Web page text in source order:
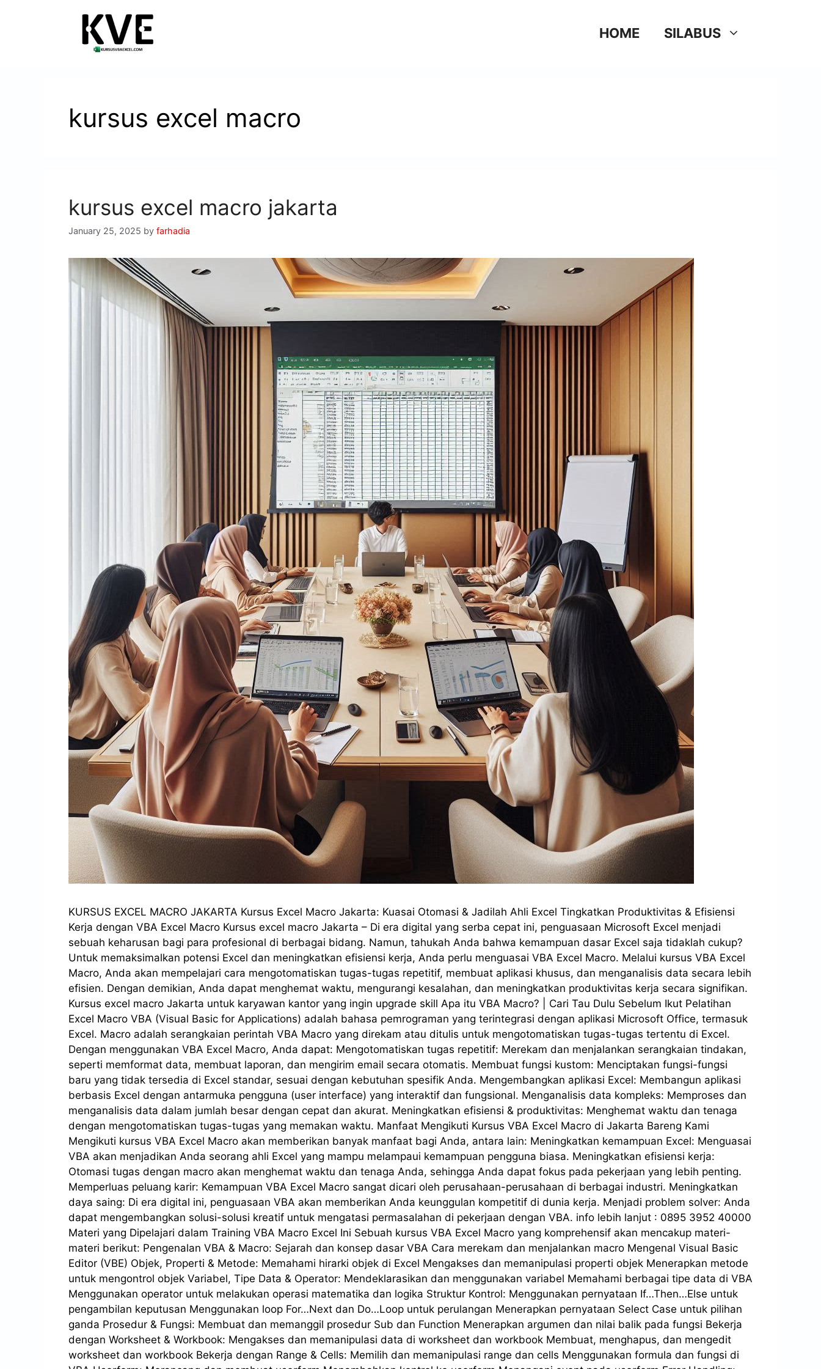
HOME SILABUS
kursus excel macro
kursus excel macro jakarta
January 25, 2025 by farhadia
KURSUS EXCEL MACRO JAKARTA Kursus Excel Macro Jakarta: Kuasai Otomasi & Jadilah Ahli Excel Tingkatkan Produktivitas & Efisiensi
Kerja dengan VBA Excel Macro Kursus excel macro Jakarta – Di era digital yang serba cepat ini, penguasaan Microsoft Excel menjadi
sebuah keharusan bagi para profesional di berbagai bidang. Namun, tahukah Anda bahwa kemampuan dasar Excel saja tidaklah cukup?
Untuk memaksimalkan potensi Excel dan meningkatkan efisiensi kerja, Anda perlu menguasai VBA Excel Macro. Melalui kursus VBA Excel
Macro, Anda akan mempelajari cara mengotomatiskan tugas-tugas repetitif, membuat aplikasi khusus, dan menganalisis data secara lebih
efisien. Dengan demikian, Anda dapat menghemat waktu, mengurangi kesalahan, dan meningkatkan produktivitas kerja secara signifikan.
Kursus excel macro Jakarta untuk karyawan kantor yang ingin upgrade skill Apa itu VBA Macro? | Cari Tau Dulu Sebelum Ikut Pelatihan
Excel Macro VBA (Visual Basic for Applications) adalah bahasa pemrograman yang terintegrasi dengan aplikasi Microsoft Office, termasuk
Excel. Macro adalah serangkaian perintah VBA Macro yang direkam atau ditulis untuk mengotomatiskan tugas-tugas tertentu di Excel.
Dengan menggunakan VBA Excel Macro, Anda dapat: Mengotomatiskan tugas repetitif: Merekam dan menjalankan serangkaian tindakan,
seperti memformat data, membuat laporan, dan mengirim email secara otomatis. Membuat fungsi kustom: Menciptakan fungsi-fungsi
baru yang tidak tersedia di Excel standar, sesuai dengan kebutuhan spesifik Anda. Mengembangkan aplikasi Excel: Membangun aplikasi
berbasis Excel dengan antarmuka pengguna (user interface) yang interaktif dan fungsional. Menganalisis data kompleks: Memproses dan
menganalisis data dalam jumlah besar dengan cepat dan akurat. Meningkatkan efisiensi & produktivitas: Menghemat waktu dan tenaga
dengan mengotomatiskan tugas-tugas yang memakan waktu. Manfaat Mengikuti Kursus VBA Excel Macro di Jakarta Bareng Kami
Mengikuti kursus VBA Excel Macro akan memberikan banyak manfaat bagi Anda, antara lain: Meningkatkan kemampuan Excel: Menguasai
VBA akan menjadikan Anda seorang ahli Excel yang mampu melampaui kemampuan pengguna biasa. Meningkatkan efisiensi kerja:
Otomasi tugas dengan macro akan menghemat waktu dan tenaga Anda, sehingga Anda dapat fokus pada pekerjaan yang lebih penting.
Memperluas peluang karir: Kemampuan VBA Excel Macro sangat dicari oleh perusahaan-perusahaan di berbagai industri. Meningkatkan
daya saing: Di era digital ini, penguasaan VBA akan memberikan Anda keunggulan kompetitif di dunia kerja. Menjadi problem solver: Anda
dapat mengembangkan solusi-solusi kreatif untuk mengatasi permasalahan di pekerjaan dengan VBA. info lebih lanjut : 0895 3952 40000
Materi yang Dipelajari dalam Training VBA Macro Excel Ini Sebuah kursus VBA Excel Macro yang komprehensif akan mencakup materi-
materi berikut: Pengenalan VBA & Macro: Sejarah dan konsep dasar VBA Cara merekam dan menjalankan macro Mengenal Visual Basic
Editor (VBE) Objek, Properti & Metode: Memahami hirarki objek di Excel Mengakses dan memanipulasi properti objek Menerapkan metode
untuk mengontrol objek Variabel, Tipe Data & Operator: Mendeklarasikan dan menggunakan variabel Memahami berbagai tipe data di VBA
Menggunakan operator untuk melakukan operasi matematika dan logika Struktur Kontrol: Menggunakan pernyataan If…Then…Else untuk
pengambilan keputusan Menggunakan loop For…Next dan Do…Loop untuk perulangan Menerapkan pernyataan Select Case untuk pilihan
ganda Prosedur & Fungsi: Membuat dan memanggil prosedur Sub dan Function Menerapkan argumen dan nilai balik pada fungsi Bekerja
dengan Worksheet & Workbook: Mengakses dan memanipulasi data di worksheet dan workbook Membuat, menghapus, dan mengedit
worksheet dan workbook Bekerja dengan Range & Cells: Memilih dan memanipulasi range dan cells Menggunakan formula dan fungsi di